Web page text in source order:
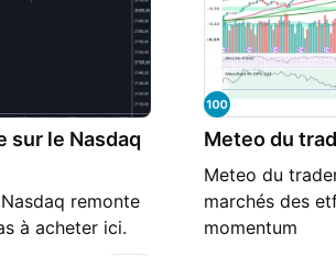
sur le Nasdaq
remonte
à acheter ici.
Meteo du
Meteo du
marchés des
momentum